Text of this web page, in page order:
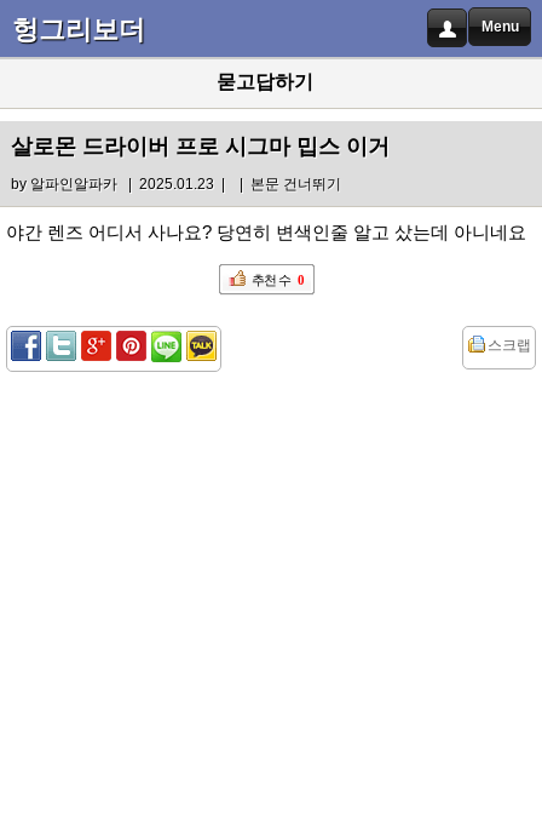
헝그리보더 Menu
묻고답하기
살로몬 드라이버 프로 시그마 밉스 이거
by 알파인알파카| 2025.01.23 | | 본문 건너뛰기
야간 렌즈 어디서 사나요? 당연히 변색인줄 알고 샀는데 아니네요
추천 수 0
스크랩